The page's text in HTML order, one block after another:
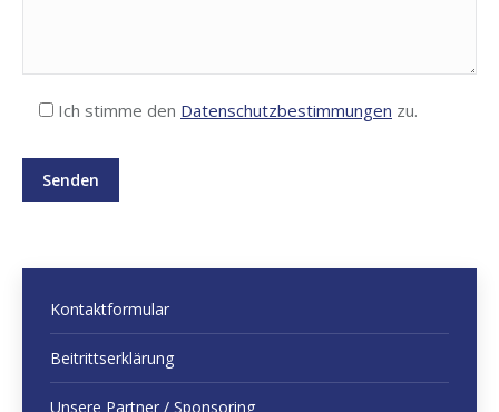
Ich stim­me den Daten­schutz­be­stim­mun­gen zu.
Kontaktformular
Beitrittserklärung
Unsere Partner / Sponsoring